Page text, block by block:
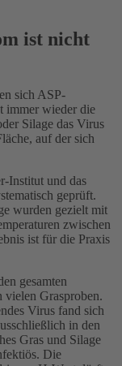
ist nicht
sich ASP-
immer wieder die
Silage das Virus
auf der sich
Institut und das
geprüft.
wurden gezielt mit
zwischen
ist für die Praxis
gesamten
vielen Grasproben.
Virus fand sich
in den
Gras und Silage
Die